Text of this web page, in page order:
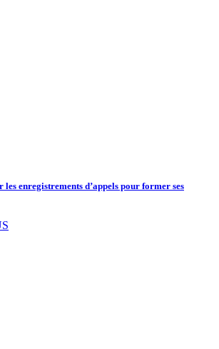
enregistrements d’appels pour former ses